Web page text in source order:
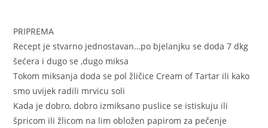
PRIPREMA
Recept je stvarno jednostavan…po bjelanjku se doda 7 dkg
šećera i dugo se ,dugo miksa
Tokom miksanja doda se pol žličice Cream of Tartar ili kako
smo uvijek radili mrvicu soli
Kada je dobro, dobro izmiksano puslice se istiskuju ili
špricom ili žlicom na lim obložen papirom za pečenje